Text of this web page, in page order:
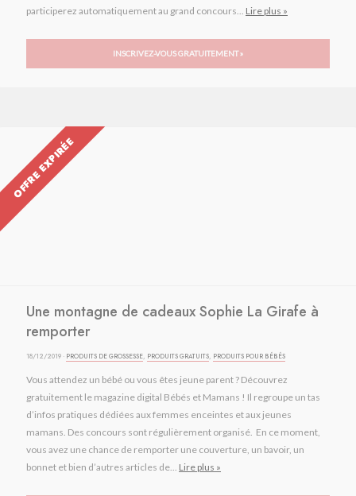
participerez automatiquement au grand concours... Lire plus »
INSCRIVEZ-VOUS GRATUITEMENT »
OFFRE EXPIRÉE
Une montagne de cadeaux Sophie La Girafe à
remporter
18/12/2019 · PRODUITS DE GROSSESSE, PRODUITS GRATUITS, PRODUITS POUR BÉBÉS
Vous attendez un bébé ou vous êtes jeune parent ? Découvrez
gratuitement le magazine digital Bébés et Mamans ! Il regroupe un tas
d’infos pratiques dédiées aux femmes enceintes et aux jeunes
mamans. Des concours sont régulièrement organisé. En ce moment,
vous avez une chance de remporter une couverture, un bavoir, un
bonnet et bien d’autres articles de... Lire plus »